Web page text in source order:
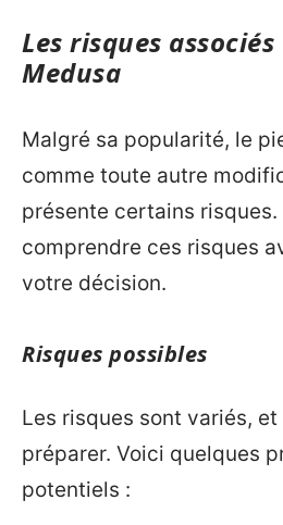
Les risques
Medusa
Malgré sa popularité, le
comme toute autre
présente certains
comprendre ces risques
votre décision.
Risques possibles
Les risques sont variés, et
préparer. Voici quelques
potentiels :